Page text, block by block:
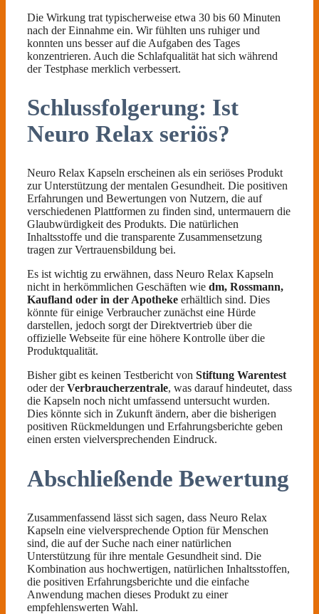
Die Wirkung trat typischerweise etwa 30 bis 60 Minuten
nach der Einnahme ein. Wir fühlten uns ruhiger und
konnten uns besser auf die Aufgaben des Tages
konzentrieren. Auch die Schlafqualität hat sich während
der Testphase merklich verbessert.
Schlussfolgerung: Ist
Neuro Relax seriös?
Neuro Relax Kapseln erscheinen als ein seriöses Produkt
zur Unterstützung der mentalen Gesundheit. Die positiven
Erfahrungen und Bewertungen von Nutzern, die auf
verschiedenen Plattformen zu finden sind, untermauern die
Glaubwürdigkeit des Produkts. Die natürlichen
Inhaltsstoffe und die transparente Zusammensetzung
tragen zur Vertrauensbildung bei.
Es ist wichtig zu erwähnen, dass Neuro Relax Kapseln
nicht in herkömmlichen Geschäften wie dm, Rossmann,
Kaufland oder in der Apotheke erhältlich sind. Dies
könnte für einige Verbraucher zunächst eine Hürde
darstellen, jedoch sorgt der Direktvertrieb über die
offizielle Webseite für eine höhere Kontrolle über die
Produktqualität.
Bisher gibt es keinen Testbericht von Stiftung Warentest
oder derVerbraucherzentrale, was darauf hindeutet, dass
die Kapseln noch nicht umfassend untersucht wurden.
Dies könnte sich in Zukunft ändern, aber die bisherigen
positiven Rückmeldungen und Erfahrungsberichte geben
einen ersten vielversprechenden Eindruck.
Abschließende Bewertung
Zusammenfassend lässt sich sagen, dass Neuro Relax
Kapseln eine vielversprechende Option für Menschen
sind, die auf der Suche nach einer natürlichen
Unterstützung für ihre mentale Gesundheit sind. Die
Kombination aus hochwertigen, natürlichen Inhaltsstoffen,
die positiven Erfahrungsberichte und die einfache
Anwendung machen dieses Produkt zu einer
empfehlenswerten Wahl.